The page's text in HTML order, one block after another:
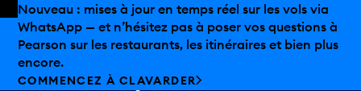
Skip to offers
Passer au contenu principal
Les aubaines estivales sont arrivées chez Pearson.
Magasinage hors taxes, offres gastronomiques et bien
plus encore.
DÉCOUVREZ L’ÉTÉ CHEZ PEARSON